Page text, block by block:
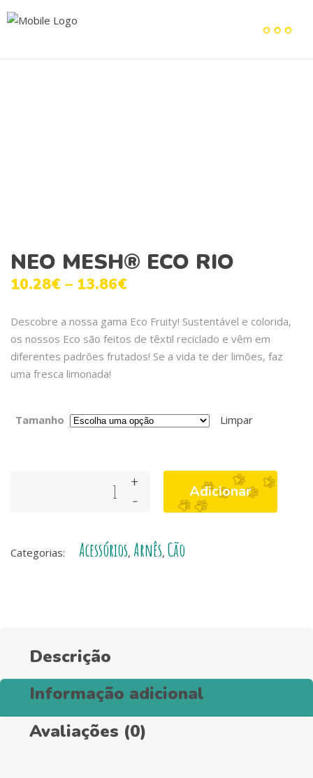
NEO MESH® ECO RIO
10.28€ – 13.86€
Descobre a nossa gama Eco Fruity! Sustentável e colorida,
os nossos Eco são feitos de têxtil reciclado e vêm em
diferentes padrões frutados! Se a vida te der limões, faz
uma fresca limonada!
Tamanho Limpar
quantity
-
+ Adicionar
Categorias: Acessórios, Arnês, Cão
Descrição
Informação adicional
Avaliações (0)